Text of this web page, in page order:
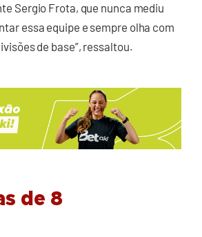
Sergio Frota, que nunca mediu
essa equipe e sempre olha com
de base”, ressaltou.
de 8